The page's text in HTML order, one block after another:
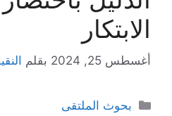
الابتكار
أغسطس 25, 2024 بقلم
التصنيفات
بحوث الملتقى